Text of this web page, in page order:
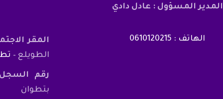
المدير المسؤول : عادل دادي
الهاتف : 0610120215 المقر
الطويلع –
رقم
بتطوان